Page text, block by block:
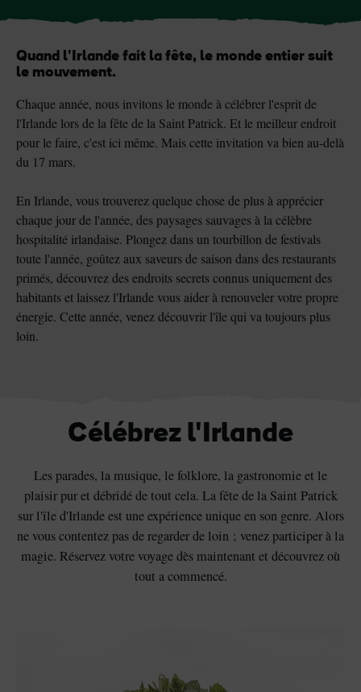
Quand l'Irlande fait la fête, le monde entier suit
le mouvement.
Chaque année, nous invitons le monde à célébrer l'esprit de
l'Irlande lors de la fête de la Saint Patrick. Et le meilleur endroit
pour le faire, c'est ici même. Mais cette invitation va bien au-delà
du 17 mars.
En Irlande, vous trouverez quelque chose de plus à apprécier
chaque jour de l'année, des paysages sauvages à la célèbre
hospitalité irlandaise. Plongez dans un tourbillon de festivals
toute l'année, goûtez aux saveurs de saison dans des restaurants
primés, découvrez des endroits secrets connus uniquement des
habitants et laissez l'Irlande vous aider à renouveler votre propre
énergie. Cette année, venez découvrir l'île qui va toujours plus
loin.
Célébrez l'Irlande
Les parades, la musique, le folklore, la gastronomie et le
plaisir pur et débridé de tout cela. La fête de la Saint Patrick
sur l'île d'Irlande est une expérience unique en son genre. Alors
ne vous contentez pas de regarder de loin ; venez participer à la
magie. Réservez votre voyage dès maintenant et découvrez où
tout a commencé.